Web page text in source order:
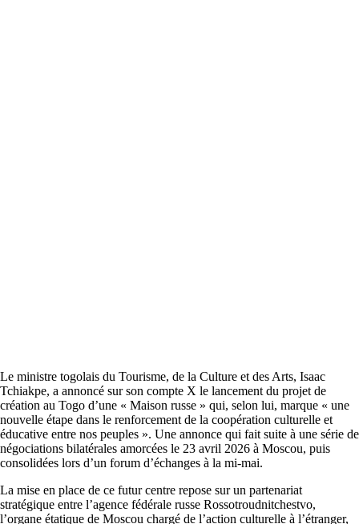
Le ministre togolais du Tourisme, de la Culture et des Arts, Isaac
Tchiakpe, a annoncé sur son compte X le lancement du projet de
création au Togo d’une « Maison russe » qui, selon lui, marque « une
nouvelle étape dans le renforcement de la coopération culturelle et
éducative entre nos peuples ». Une annonce qui fait suite à une série de
négociations bilatérales amorcées le 23 avril 2026 à Moscou, puis
consolidées lors d’un forum d’échanges à la mi-mai.
La mise en place de ce futur centre repose sur un partenariat
stratégique entre l’agence fédérale russe Rossotroudnitchestvo,
l’organe étatique de Moscou chargé de l’action culturelle à l’étranger,